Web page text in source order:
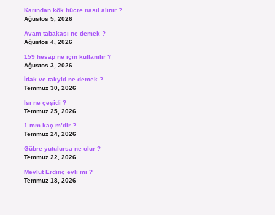
Karından kök hücre nasıl alınır ?
Ağustos 5, 2026
Avam tabakası ne demek ?
Ağustos 4, 2026
159 hesap ne için kullanılır ?
Ağustos 3, 2026
İtlak ve takyid ne demek ?
Temmuz 30, 2026
Isı ne çeşidi ?
Temmuz 25, 2026
1 mm kaç m’dir ?
Temmuz 24, 2026
Gübre yutulursa ne olur ?
Temmuz 22, 2026
Mevlüt Erdinç evli mi ?
Temmuz 18, 2026